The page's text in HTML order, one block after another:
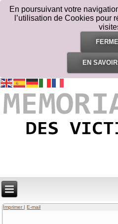
En poursuivant votre
l’utilisation de Cookies pour
EN
Imprimer E-mail